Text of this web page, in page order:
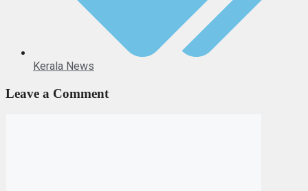
Kerala News
Leave a Comment